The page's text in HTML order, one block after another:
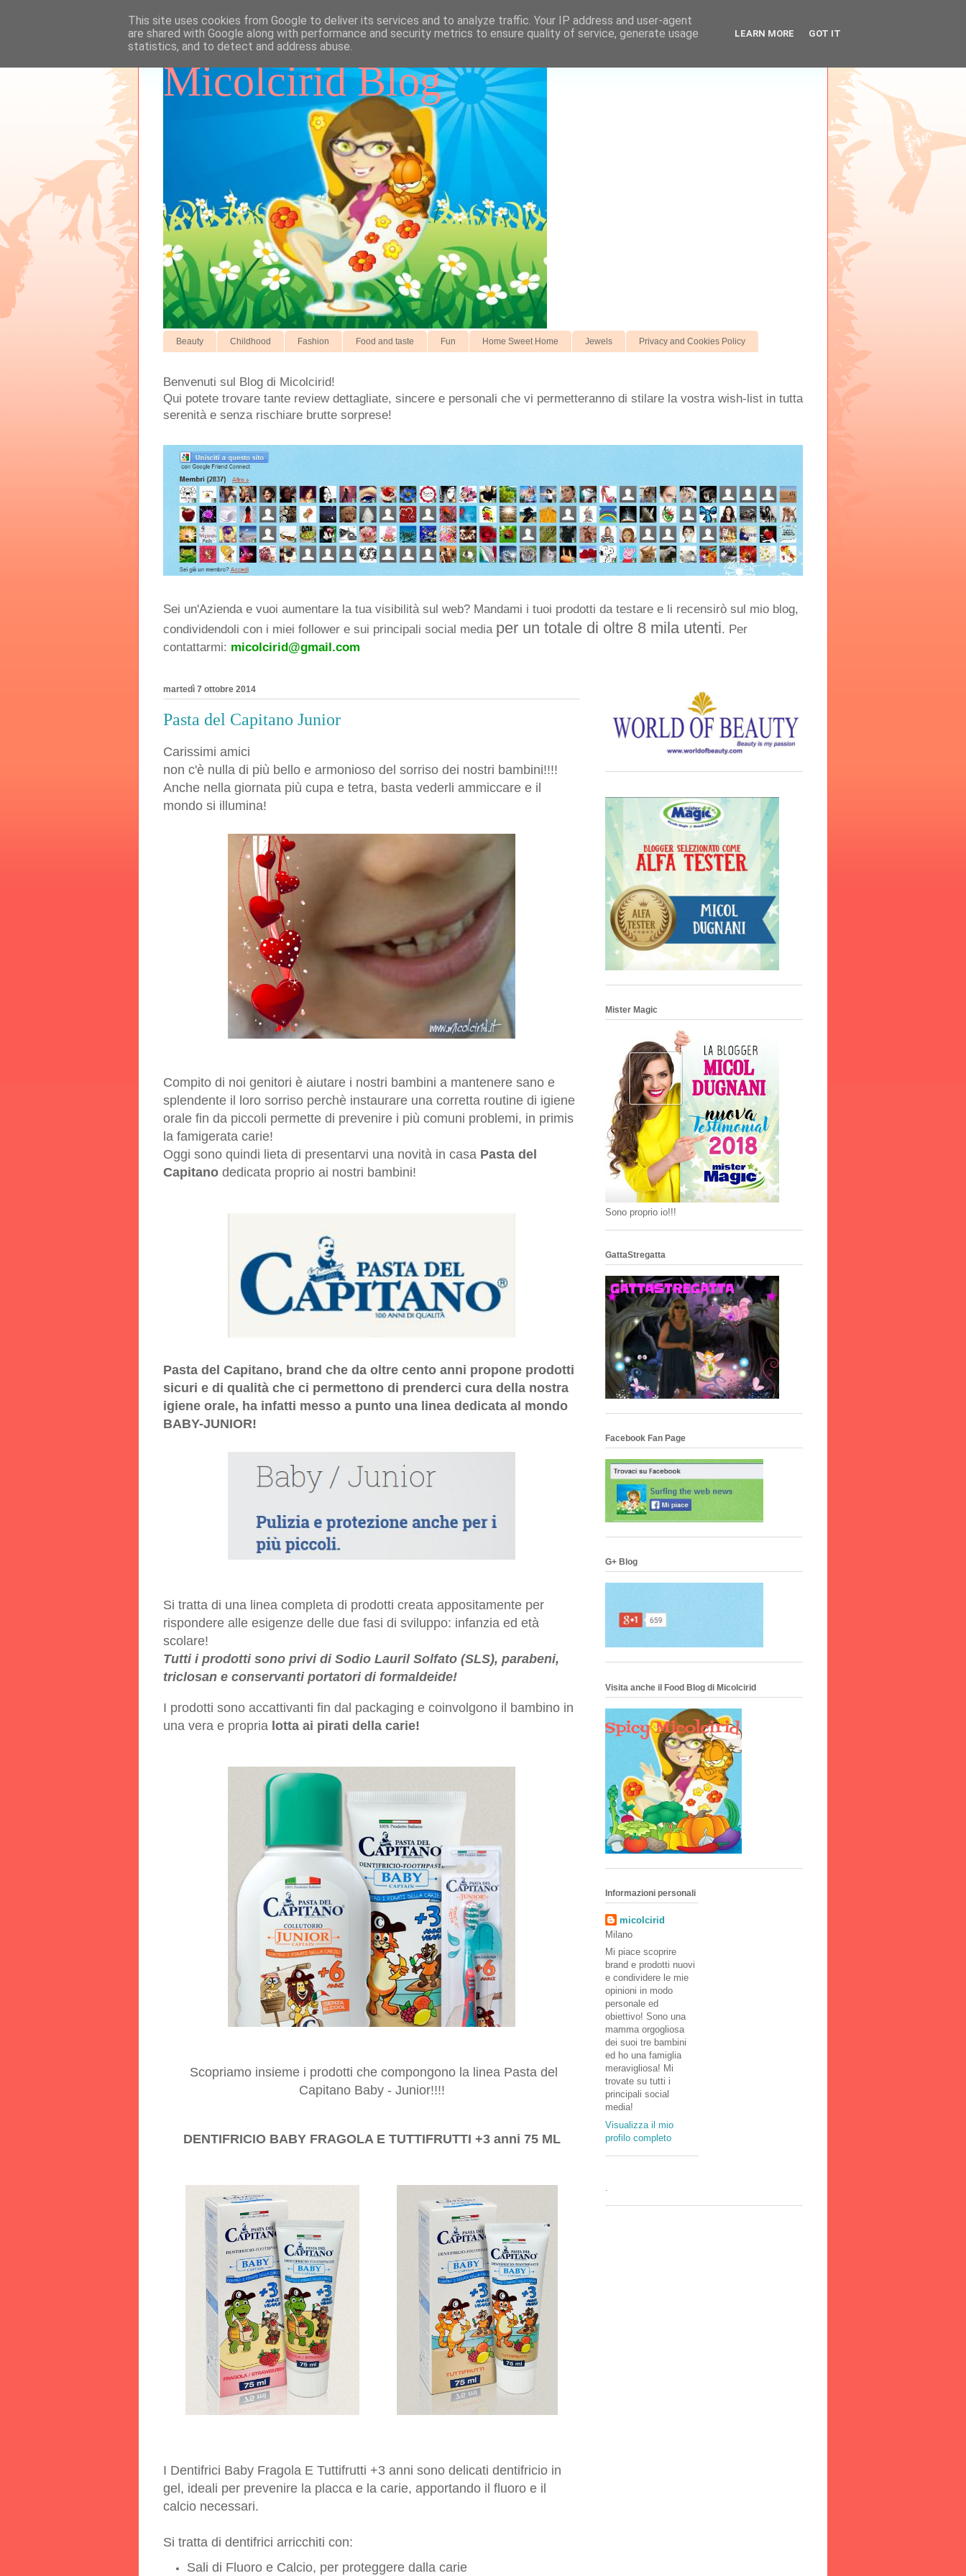
Micolcirid Blog
Beauty Childhood Fashion Food and taste Fun Home Sweet Home Jewels Privacy and Cookies Policy
Benvenuti sul Blog di Micolcirid!
Qui potete trovare tante review dettagliate, sincere e personali che vi permetteranno di stilare la vostra wish-list in tutta
serenità e senza rischiare brutte sorprese!
Sei un'Azienda e vuoi aumentare la tua visibilità sul web? Mandami i tuoi prodotti da testare e li recensirò sul mio blog,
condividendoli con i miei follower e sui principali social media per un totale di oltre 8 mila utenti. Per
contattarmi: micolcirid@gmail.com
martedì 7 ottobre 2014
Pasta del Capitano Junior
Carissimi amici
non c'è nulla di più bello e armonioso del sorriso dei nostri bambini!!!!
Anche nella giornata più cupa e tetra, basta vederli ammiccare e il
mondo si illumina!
Compito di noi genitori è aiutare i nostri bambini a mantenere sano e
splendente il loro sorriso perchè instaurare una corretta routine di igiene
orale fin da piccoli permette di prevenire i più comuni problemi, in primis
la famigerata carie!
Oggi sono quindi lieta di presentarvi una novità in casa Pasta del
Capitano dedicata proprio ai nostri bambini!
Pasta del Capitano, brand che da oltre cento anni propone prodotti
sicuri e di qualità che ci permettono di prenderci cura della nostra
igiene orale, ha infatti messo a punto una linea dedicata al mondo
BABY-JUNIOR!
Si tratta di una linea completa di prodotti creata appositamente per
rispondere alle esigenze delle due fasi di sviluppo: infanzia ed età
scolare!
Tutti i prodotti sono privi di Sodio Lauril Solfato (SLS), parabeni,
triclosan e conservanti portatori di formaldeide!
I prodotti sono accattivanti fin dal packaging e coinvolgono il bambino in
una vera e propria lotta ai pirati della carie!
Scopriamo insieme i prodotti che compongono la linea Pasta del
Capitano Baby - Junior!!!!
DENTIFRICIO BABY FRAGOLA E TUTTIFRUTTI +3 anni 75 ML
I Dentifrici Baby Fragola E Tuttifrutti +3 anni sono delicati dentifricio in
gel, ideali per prevenire la placca e la carie, apportando il fluoro e il
calcio necessari.
Si tratta di dentifrici arricchiti con:
Sali di Fluoro e Calcio, per proteggere dalla carie
Mister Magic
Sono proprio io!!!
GattaStregatta
Facebook Fan Page
G+ Blog
Visita anche il Food Blog di Micolcirid
Informazioni personali
micolcirid
Milano
Mi piace scoprire
brand e prodotti nuovi
e condividere le mie
opinioni in modo
personale ed
obiettivo! Sono una
mamma orgogliosa
dei suoi tre bambini
ed ho una famiglia
meravigliosa! Mi
trovate su tutti i
principali social
media!
Visualizza il mio
profilo completo
This site uses cookies from Google to deliver its services and to analyze traffic. Your IP address and user-agent
are shared with Google along with performance and security metrics to ensure quality of service, generate usage
statistics, and to detect and address abuse.
LEARN MORE GOT IT